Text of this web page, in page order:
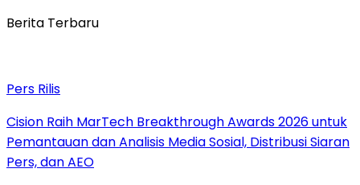
Berita Terbaru
Pers Rilis
Cision Raih MarTech Breakthrough Awards 2026 untuk
Pemantauan dan Analisis Media Sosial, Distribusi Siaran
Pers, dan AEO